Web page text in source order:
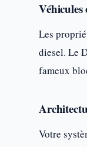
Véhicules
Les
diesel. Le
fameux
Votre